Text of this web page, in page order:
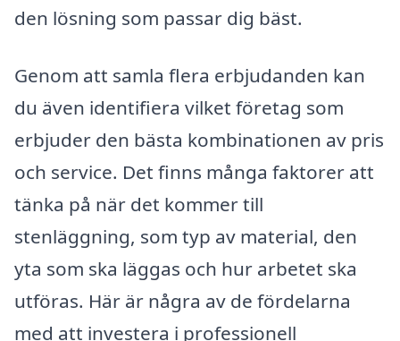
den lösning som passar dig bäst.
Genom att samla flera erbjudanden kan
du även identifiera vilket företag som
erbjuder den bästa kombinationen av pris
och service. Det finns många faktorer att
tänka på när det kommer till
stenläggning, som typ av material, den
yta som ska läggas och hur arbetet ska
utföras. Här är några av de fördelarna
med att investera i professionell